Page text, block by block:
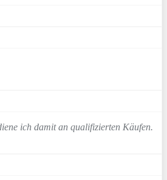
ich damit an qualifizierten Käufen.